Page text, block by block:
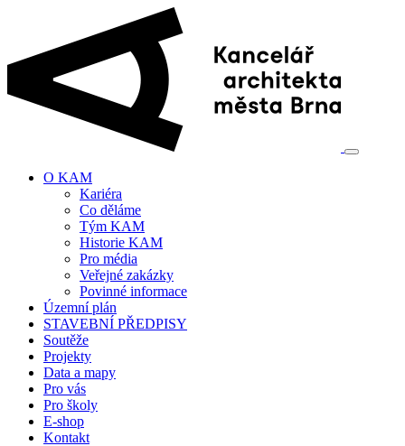
O KAM
Kariéra
Co děláme
Tým KAM
Historie KAM
Pro média
Veřejné zakázky
Povinné informace
Územní plán
STAVEBNÍ PŘEDPISY
Soutěže
Projekty
Data a mapy
Pro vás
Pro školy
E-shop
Kontakt